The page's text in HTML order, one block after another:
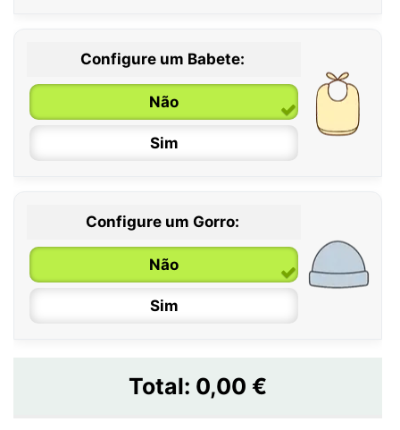
Configure um Babete:
Não
Sim
Configure um Gorro:
Não
Sim
Total: 0,00 €